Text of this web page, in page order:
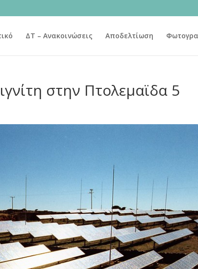
ΔΤ – Ανακοινώσεις Αποδελτίωση
στην Πτολεμαϊδα 5